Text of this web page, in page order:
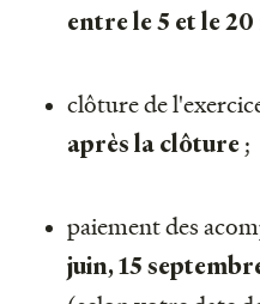
entre le 5 et le
clôture de
après la clôture ;
paiement des
juin, 15